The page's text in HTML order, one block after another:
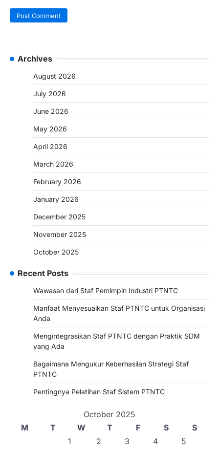
Archives
August 2026
July 2026
June 2026
May 2026
April 2026
March 2026
February 2026
January 2026
December 2025
November 2025
October 2025
Recent Posts
Wawasan dari Staf Pemimpin Industri PTNTC
Manfaat Menyesuaikan Staf PTNTC untuk Organisasi
Anda
Mengintegrasikan Staf PTNTC dengan Praktik SDM
yang Ada
Bagaimana Mengukur Keberhasilan Strategi Staf
PTNTC
Pentingnya Pelatihan Staf Sistem PTNTC
October 2025
M
T W T F S
S
1
2 3 4
5